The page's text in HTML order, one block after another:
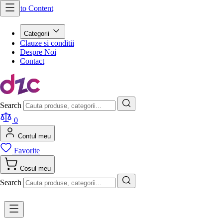
Skip to Content
Categorii
Clauze si conditii
Despre Noi
Contact
Search
0
Contul meu
Favorite
Cosul meu
Search